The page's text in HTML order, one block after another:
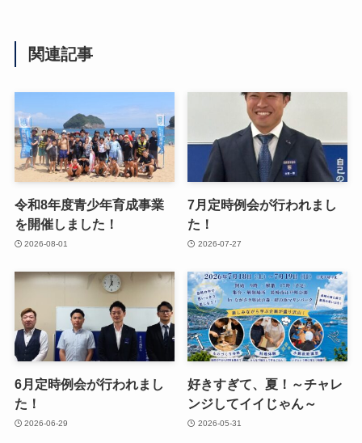
関連記事
令和8年度青少年育成事業
を開催しました！
2026-08-01
7月定時例会が行われまし
た！
2026-07-27
6月定時例会が行われまし
た！
2026-06-29
好きすぎて、夏！～チャレ
ンジしてイイじゃん～
2026-05-31